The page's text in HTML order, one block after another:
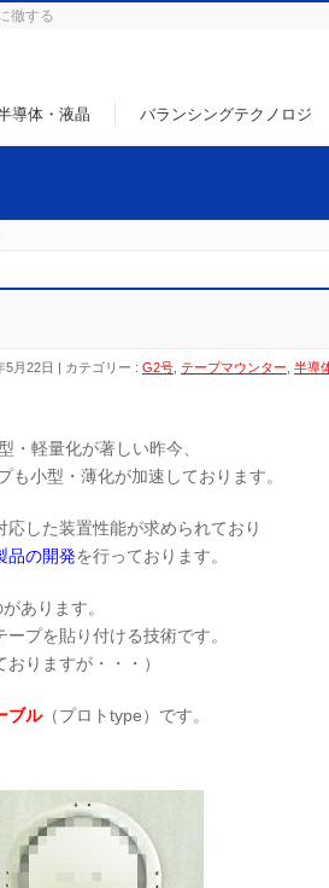
徹する
導体・液晶 バランシングテクノロジ
5月22日 カテゴリー : G2号 テープマウンター 半導
・軽量化が著しい昨今、
小型・薄化が加速しております。
した装置性能が求められており
品の開発を行っております。
あります。
プを貼り付ける技術です。
りますが・・・）
ブル（プロトtype）です。